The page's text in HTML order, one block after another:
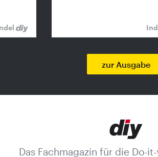
zur Ausgabe
Das Fachmagazin für die Do-